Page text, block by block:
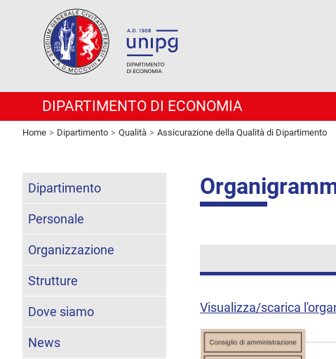
DIPARTIMENTO DI ECONOMIA
Home Dipartimento Qualità Assicurazione della Qualità di Dipartimento
Visualizza/scarica
Dipartimento
Personale
Organizzazione
Strutture
Dove siamo
News